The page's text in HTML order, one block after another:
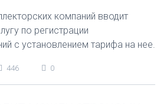
компаний вводит
по регистрации
с установлением тарифа на нее.
446 0